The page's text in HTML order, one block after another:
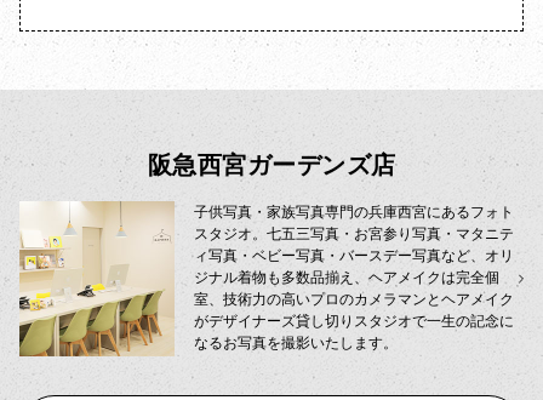
阪急西宮ガーデンズ店
子供写真・家族写真専門の兵庫西宮にあるフォト
スタジオ。七五三写真・お宮参り写真・マタニテ
ィ写真・ベビー写真・バースデー写真など、オリ
ジナル着物も多数品揃え、ヘアメイクは完全個
室、技術力の高いプロのカメラマンとヘアメイク
がデザイナーズ貸し切りスタジオで一生の記念に
なるお写真を撮影いたします。